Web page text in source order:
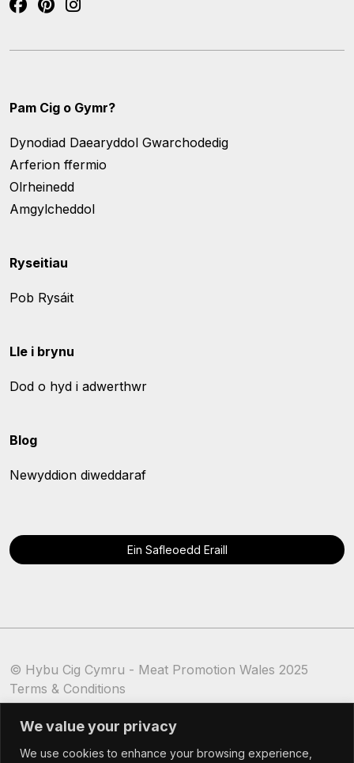
We value your privacy
We use cookies to enhance your browsing experience,
Pam Cig o Gymr?
Dynodiad Daearyddol Gwarchodedig
Arferion ffermio
Olrheinedd
Amgylcheddol
Ryseitiau
Pob Rysáit
Lle i brynu
Dod o hyd i adwerthwr
Blog
Newyddion diweddaraf
Ein Safleoedd Eraill
© Hybu Cig Cymru - Meat Promotion Wales 2025
Terms & Conditions